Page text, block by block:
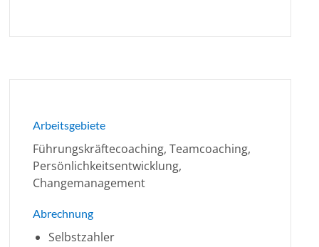
Arbeitsgebiete
Führungskräftecoaching, Teamcoaching,
Persönlichkeitsentwicklung,
Changemanagement
Abrechnung
Selbstzahler